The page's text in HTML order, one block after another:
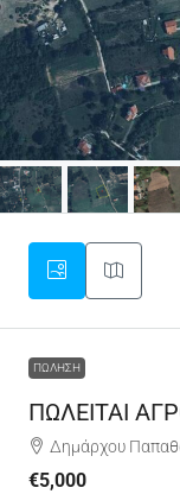
ΠΏΛΗΣΗ
ΠΩΛΕΙΤΑΙ
Δημάρχου
€5,000